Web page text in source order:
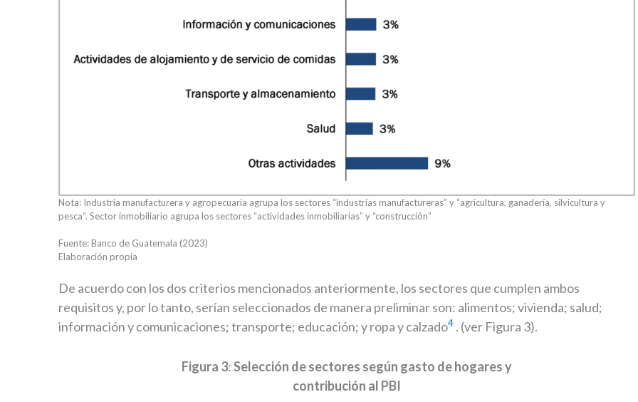
Nota: Industria manufacturera y agropecuaria agrupa los sectores “industrias manufactureras” y “agricultura, ganadería, silvicultura y
pesca”. Sector inmobiliario agrupa los sectores “actividades inmobiliarias” y “construcción”
Fuente: Banco de Guatemala (2023)
Elaboración propia
De acuerdo con los dos criterios mencionados anteriormente, los sectores que cumplen ambos
requisitos y, por lo tanto, serían seleccionados de manera preliminar son: alimentos; vivienda; salud;
información y comunicaciones; transporte; educación; y ropa y calzado4 . (ver Figura 3).
Figura 3:Selección de sectores según gasto de hogares y
contribución al PBI